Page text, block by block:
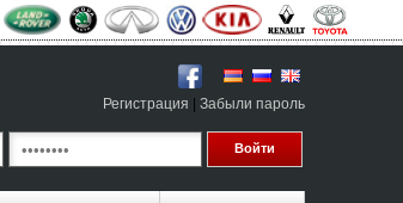
Регистрация Забыли пароль